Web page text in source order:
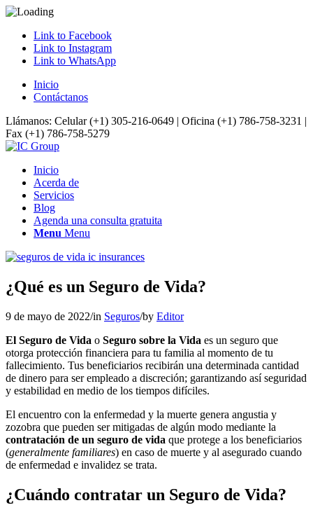
Link to Facebook
Link to Instagram
Link to WhatsApp
Inicio
Contáctanos
Llámanos: Celular (+1) 305-216-0649 | Oficina (+1) 786-758-3231 |
Fax (+1) 786-758-5279
Inicio
Acerda de
Servicios
Blog
Agenda una consulta gratuita
Menu Menu
¿Qué es un Seguro de Vida?
9 de mayo de 2022/in Seguros/by Editor
El Seguro de Vida o Seguro sobre la Vida es un seguro que
otorga protección financiera para tu familia al momento de tu
fallecimiento. Tus beneficiarios recibirán una determinada cantidad
de dinero para ser empleado a discreción; garantizando así seguridad
y estabilidad en medio de los tiempos difíciles.
El encuentro con la enfermedad y la muerte genera angustia y
zozobra que pueden ser mitigadas de algún modo mediante la
contratación de un seguro de vida que protege a los beneficiarios
(generalmente familiares) en caso de muerte y al asegurado cuando
de enfermedad e invalidez se trata.
¿Cuándo contratar un Seguro de Vida?